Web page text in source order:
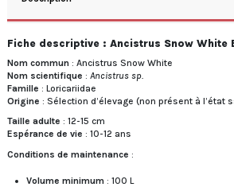
Fiche descriptive : Ancistrus Snow White
Nom commun : Ancistrus Snow White
Nom scientifique : Ancistrus sp.
Famille : Loricariidae
Origine : Sélection d’élevage (non présent à l’état
Taille adulte : 12-15 cm
Espérance de vie : 10-12 ans
Conditions de maintenance :
Volume minimum : 100 L